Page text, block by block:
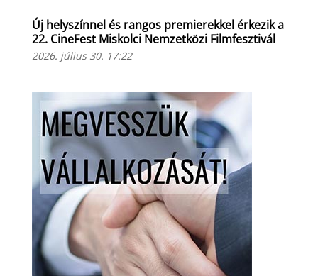
Új helyszínnel és rangos premierekkel érkezik a
22. CineFest Miskolci Nemzetközi Filmfesztivál
2026. július 30. 17:22